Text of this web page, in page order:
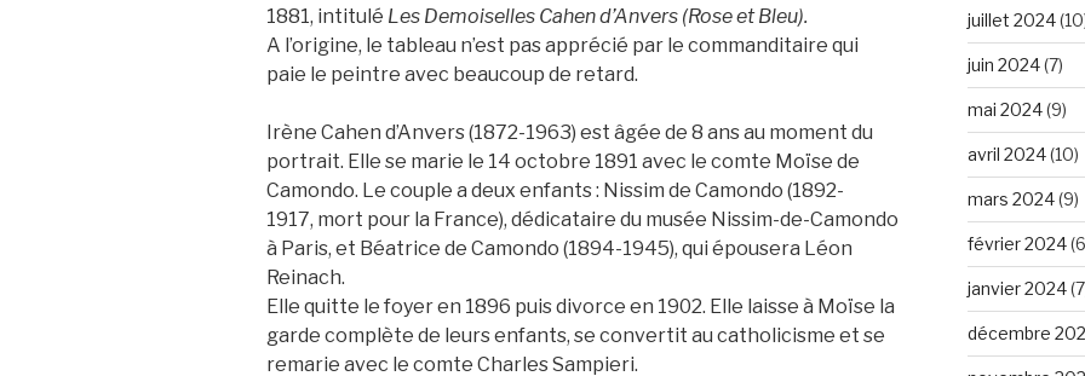
1881, intitulé Les Demoiselles Cahen d’Anvers (Rose et Bleu).
A l’origine, le tableau n’est pas apprécié par le commanditaire qui
paie le peintre avec beaucoup de retard.
Irène Cahen d’Anvers (1872-1963) est âgée de 8 ans au moment du
portrait. Elle se marie le 14 octobre 1891 avec le comte Moïse de
Camondo. Le couple a deux enfants : Nissim de Camondo (1892-
1917, mort pour la France), dédicataire du musée Nissim-de-Camondo
à Paris, et Béatrice de Camondo (1894-1945), qui épousera Léon
Reinach.
Elle quitte le foyer en 1896 puis divorce en 1902. Elle laisse à Moïse la
garde complète de leurs enfants, se convertit au catholicisme et se
remarie avec le comte Charles Sampieri.
juillet 2024
juin 2024(7)
mai 2024(9)
avril 2024(10)
mars 2024(9)
février 2024
janvier 2024
décembre